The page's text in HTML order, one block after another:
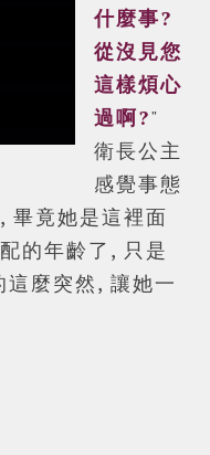
什麼事?
從沒見您
這樣煩心
過啊?"
衛長公主
感覺事態
畢竟她是這裡面
的年齡了, 只是
麼突然, 讓她一